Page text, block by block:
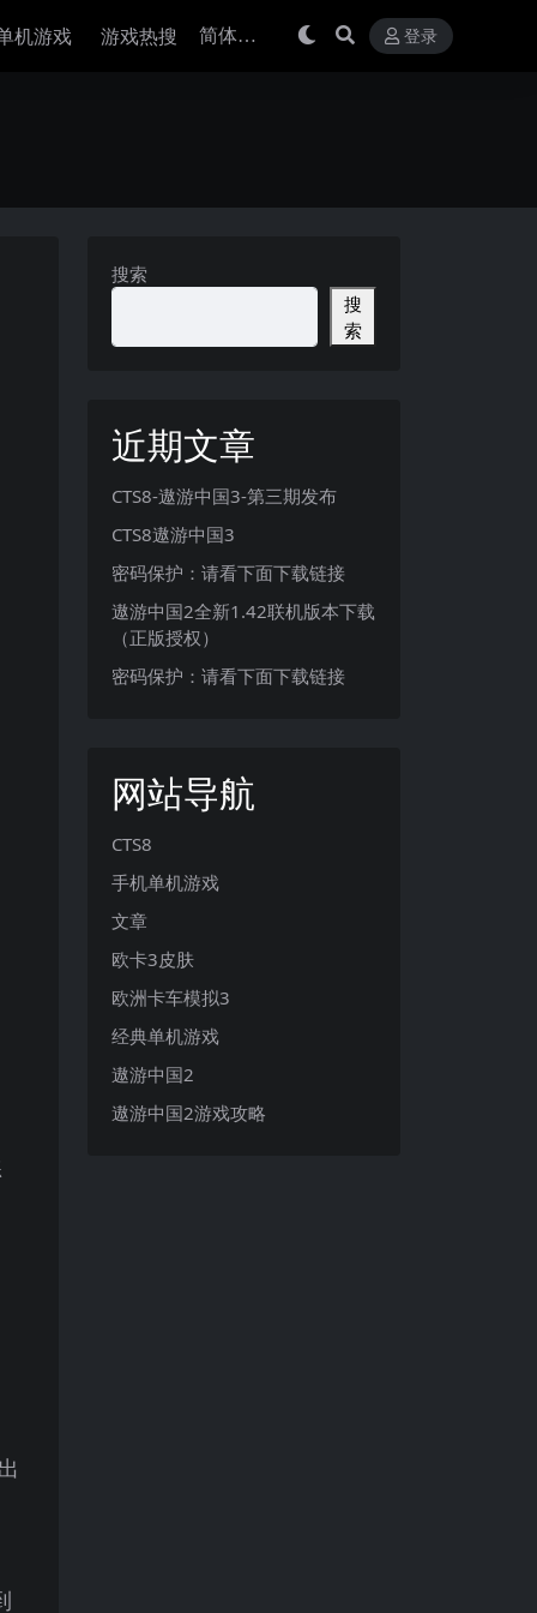
机游戏 游戏热搜 登录
搜索
搜
索
近期文章
CTS8-遨游中国3-第三期发布
CTS8遨游中国3
密码保护：请看下面下载链接
遨游中国2全新1.42联机版本下载
（正版授权）
密码保护：请看下面下载链接
网站导航
CTS8
手机单机游戏
文章
欧卡3皮肤
欧洲卡车模拟3
经典单机游戏
遨游中国2
遨游中国2游戏攻略